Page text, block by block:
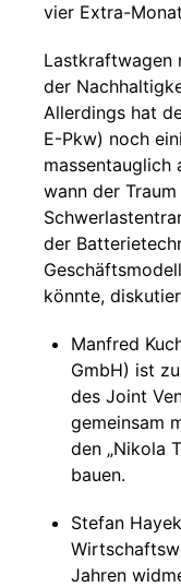
vier Extra-
Lastkraftwagen
der
Allerdings hat
E-Pkw) noch
massentauglich
wann der
der
könnte,
Manfred
GmbH) ist
des Joint
gemeinsam
den „Nikola
bauen.
Stefan
Jahren